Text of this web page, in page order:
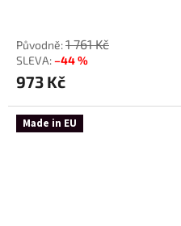
1 761 Kč
–44 %
973 Kč
Made in EU